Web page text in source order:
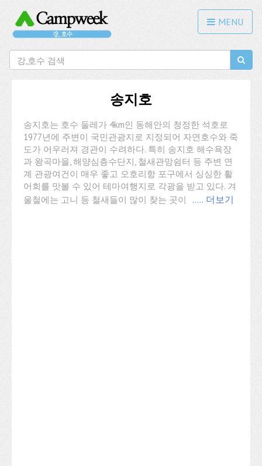
MENU
송지호
송지호는 호수 둘레가 4km인 동해안의 청정한 석호로
1977년에 주변이 국민관광지로 지정되어 자연호수와 죽
도가 어우러져 경관이 수려하다. 특히 송지호 해수욕장
과 왕곡마을, 해양심층수단지, 철새관망쉼터 등 주변 연
계 관광여건이 매우 좋고 오호리항 포구에서 싱싱한 활
어회를 맛볼 수 있어 테마여행지로 각광을 받고 있다. 겨
울철에는 고니 등 철새들이 많이 찾는 곳이